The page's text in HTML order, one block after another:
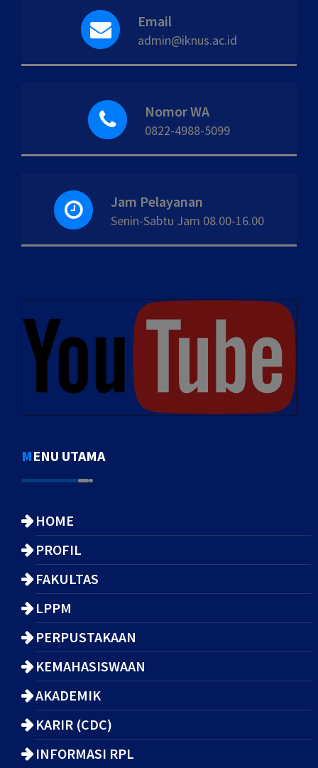
Email
admin@iknus.ac.id
Nomor WA
0822-4988-5099
Jam Pelayanan
Senin-Sabtu Jam 08.00-16.00
MENU UTAMA
HOME
PROFIL
FAKULTAS
LPPM
PERPUSTAKAAN
KEMAHASISWAAN
AKADEMIK
KARIR (CDC)
INFORMASI RPL